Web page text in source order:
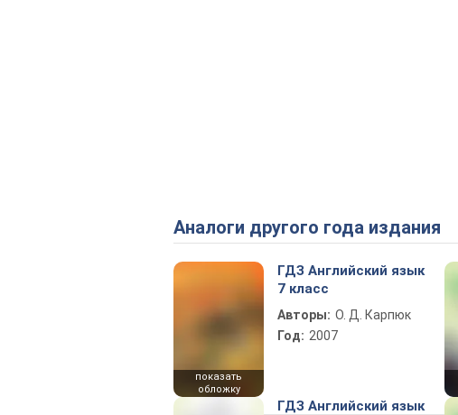
Аналоги другого года издания
показать
обложку
ГДЗ Английский язык
7 класс
Авторы: О. Д. Карпюк
Год: 2007
ГДЗ Английский язык